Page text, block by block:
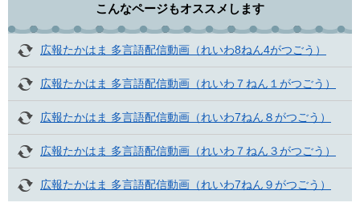
こんなページもオススメします
広報たかはま 多言語配信動画（れいわ8ねん4がつごう）
広報たかはま 多言語配信動画（れいわ７ねん１がつごう）
広報たかはま 多言語配信動画（れいわ7ねん８がつごう）
広報たかはま 多言語配信動画（れいわ７ねん３がつごう）
広報たかはま 多言語配信動画（れいわ7ねん９がつごう）